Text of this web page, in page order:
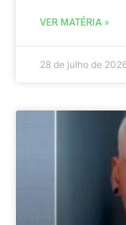
VER MATÉRIA »
28 de julho de